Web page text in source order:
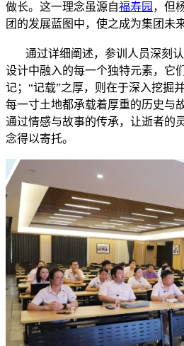
做长。这一理念虽源自福寿园 ，但
团的发展蓝图中，使之成为集团未
通过详细阐述，参训人员深刻
设计中融入的每一个独特元素，它
记；“记载”之厚，则在于深入挖掘
每一寸土地都承载着厚重的历史与
通过情感与故事的传承，让逝者的
念得以寄托。